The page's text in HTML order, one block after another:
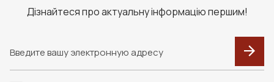
Дізнайтеся про актуальну інформацію першим!